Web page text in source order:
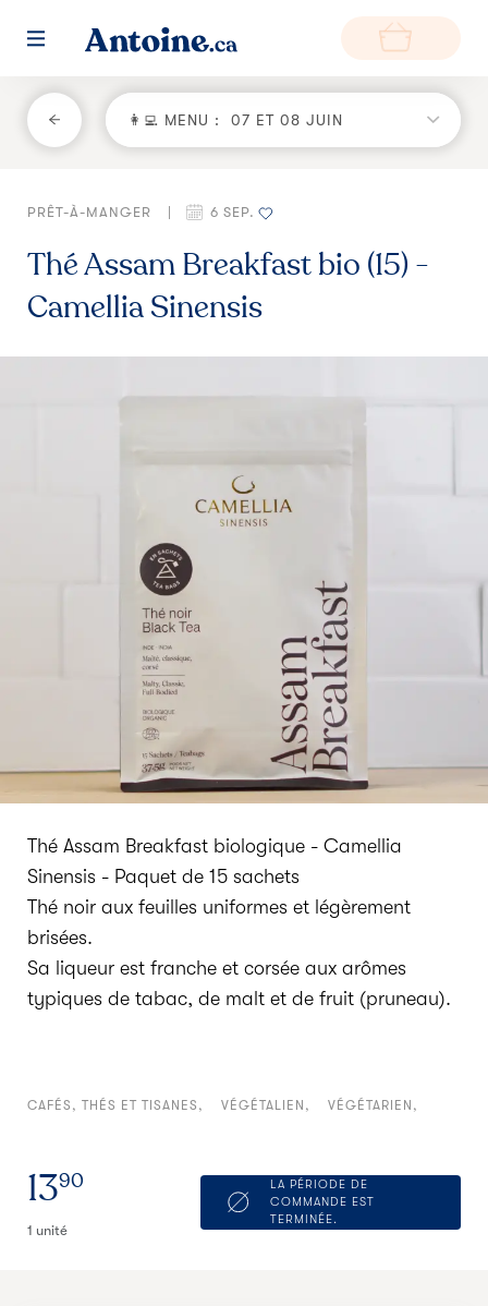
RETOUR
Fonctionnement
Environnement
Producteurs
Zone de livraison
👩‍💻 MENU : 07 ET 08 JUIN
PRÊT-À-MANGER 6 SEP.
Thé Assam Breakfast bio (15) -
Camellia Sinensis
Thé Assam Breakfast biologique - Camellia
Sinensis - Paquet de 15 sachets
Thé noir aux feuilles uniformes et légèrement
brisées.
Sa liqueur est franche et corsée aux arômes
typiques de tabac, de malt et de fruit (pruneau).
CAFÉS, THÉS ET TISANES VÉGÉTALIEN VÉGÉTARIEN
1390
1 unité
LA PÉRIODE DE
COMMANDE EST
TERMINÉE.